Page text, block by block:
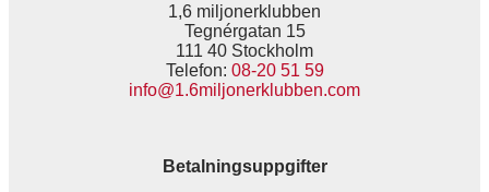
1,6 miljonerklubben
Tegnérgatan 15
111 40 Stockholm
Telefon: 08-20 51 59
info@1.6miljonerklubben.com
Betalningsuppgifter